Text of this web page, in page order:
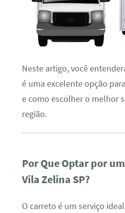
Neste artigo, você
é uma excelente opção
e como escolher o melhor
região.
Por Que Optar por
Vila Zelina SP?
O carreto é um serviço